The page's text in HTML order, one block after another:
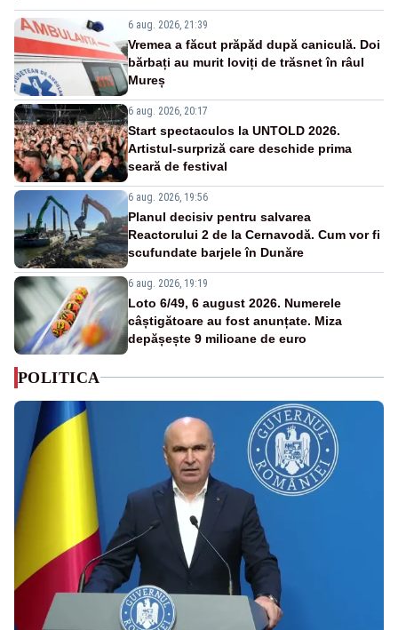
6 aug. 2026, 21:39
Vremea a făcut prăpăd după caniculă. Doi
bărbați au murit loviți de trăsnet în râul
Mureș
6 aug. 2026, 20:17
Start spectaculos la UNTOLD 2026.
Artistul-surpriză care deschide prima
seară de festival
6 aug. 2026, 19:56
Planul decisiv pentru salvarea
Reactorului 2 de la Cernavodă. Cum vor fi
scufundate barjele în Dunăre
6 aug. 2026, 19:19
Loto 6/49, 6 august 2026. Numerele
câștigătoare au fost anunțate. Miza
depășește 9 milioane de euro
POLITICA